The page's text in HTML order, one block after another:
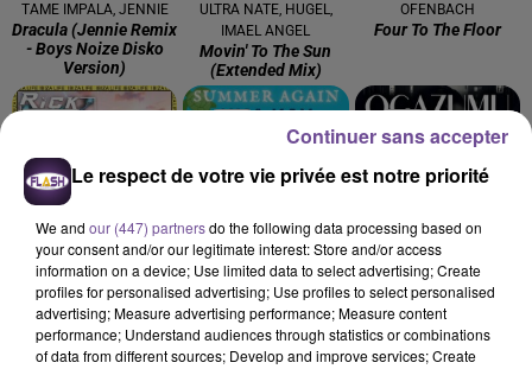
TAME IMPALA, JENNIE
Dracula (jennie Remix
- Boys Noize Disko
Version)
ULTRA NATE, HUGEL,
IMAEL ANGEL
Movin' To The Sun
(extended Mix)
OFENBACH
Four To The Floor
RICK TONIC
Ibiza Life
KIM KAY
Summer Again
OGAZUMU
Les Yeux De Laura -
Single
Le respect de votre vie privée est notre priorité
We and our (447) partnersdo the following data processing based on
your consent and/or our legitimate interest: Store and/or access
information on a device; Use limited data to select advertising; Create
profiles for personalised advertising; Use profiles to select personalised
advertising; Measure advertising performance; Measure content
performance; Understand audiences through statistics or combinations
of data from different sources; Develop and improve services; Create
Continuer sans accepter